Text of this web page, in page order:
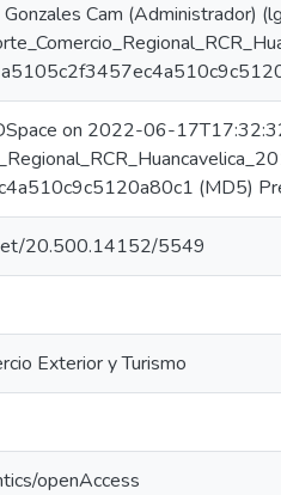
Cam (Administrador)
on 2022-06-
(MD5)
20.500.14152/5549
Exterior y Turismo
openAccess